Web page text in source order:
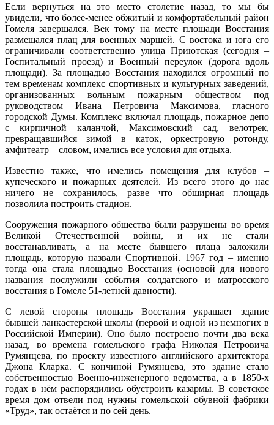
Если вернуться на это место столетие назад, то мы бы
увидели, что более-менее обжитый и комфортабельный район
Гомеля завершался. Век тому на месте площади Восстания
размещался плац для военных маршей. С востока и юга его
ограничивали соответственно улица Приютская (сегодня –
Госпитальный проезд) и Военный переулок (дорога вдоль
площади). За площадью Восстания находился огромный по
тем временам комплекс спортивных и культурных заведений,
организованных вольным пожарным обществом под
руководством Ивана Петровича Максимова, гласного
городской Думы. Комплекс включал площадь, пожарное депо
с кирпичной каланчой, Максимовский сад, велотрек,
превращавшийся зимой в каток, оркестровую ротонду,
амфитеатр – словом, имелись все условия для отдыха.
Известно также, что имелись помещения для клубов –
купеческого и пожарных деятелей. Из всего этого до нас
ничего не сохранилось, разве что обширная площадь
позволила построить стадион.
Сооружения пожарного общества были разрушены во время
Великой Отечественной войны, и их не стали
восстанавливать, а на месте бывшего плаца заложили
площадь, которую назвали Спортивной. 1967 год – именно
тогда она стала площадью Восстания (основой для нового
названия послужили события солдатского и матросского
восстания в Гомеле 51-летней давности).
С левой стороны площадь Восстания украшает здание
бывшей ланкастерской школы (первой и одной из немногих в
Российской Империи). Оно было построено почти два века
назад, во времена гомельского графа Николая Петровича
Румянцева, по проекту известного английского архитектора
Джона Кларка. С кончиной Румянцева, это здание стало
собственностью Военно-инженерного ведомства, а в 1850-х
годах в нём распорядились обустроить казармы. В советское
время дом отвели под нужны гомельской обувной фабрики
«Труд», так остаётся и по сей день.